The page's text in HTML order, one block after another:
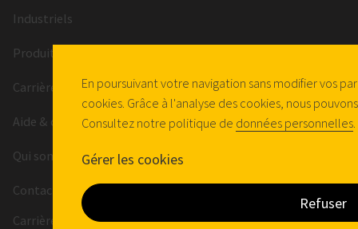
Industriels
Produits
Carrières
Aide & conseil
Qui sommes-nous ?
Contactez-nous
Carrières
Mentions légales
En poursuivant votre navigation sans modifier vos
cookies. Grâce à l'analyse des cookies, nous
Consultez notre politique de données personnelles.
Gérer les cookies
Refuser